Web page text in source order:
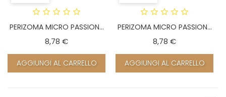
PERIZOMA MICRO PASSION...
8,78 €Prezzo
AGGIUNGI AL CARRELLO
PERIZOMA MICRO PASSION...
8,78 €Prezzo
AGGIUNGI AL CARRELLO